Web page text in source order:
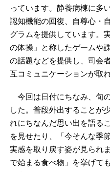
っています。静養病棟に多
認知機能の回復、自尊心・
グラムを提供しています。
の体操」と称したゲームや
の話題などを提供し、司会
互コミュニケーションが取
今回は日付にちなみ、旬
した。普段外出することが
れにちなんだ思い出を語る
を見せたり、「今そんな季
実感を取り戻す姿が見られ
で始まる食べ物」を挙げて